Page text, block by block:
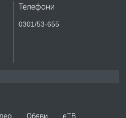
Телефони
0301/53-655
Обяви еТВ